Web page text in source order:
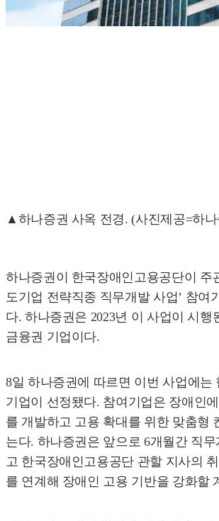
▲하나증권 사옥 전경. (사진제공=하
하나증권이 한국장애인고용공단이 주
도기업 전략직종 직무개발 사업’ 참여
다. 하나증권은 2023년 이 사업이 시행
금융권 기업이다.
8일 하나증권에 따르면 이번 사업에는
기업이 선정됐다. 참여기업은 장애인
를 개발하고 고용 확대를 위한 맞춤형
는다. 하나증권은 앞으로 6개월간 직
고 한국장애인고용공단 관할 지사의
를 연계해 장애인 고용 기반을 강화할